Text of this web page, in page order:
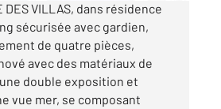
DES VILLAS, dans résidence
sécurisée avec gardien,
de quatre pièces,
avec des matériaux de
double exposition et
vue mer, se composant